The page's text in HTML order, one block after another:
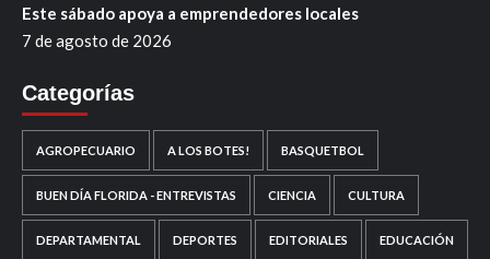
Este sábado apoya a emprendedores locales
7 de agosto de 2026
Categorías
AGROPECUARIO A LOS BOTES! BASQUETBOL
BUEN DÍA FLORIDA - ENTREVISTAS CIENCIA CULTURA
DEPARTAMENTAL DEPORTES EDITORIALES EDUCACIÓN